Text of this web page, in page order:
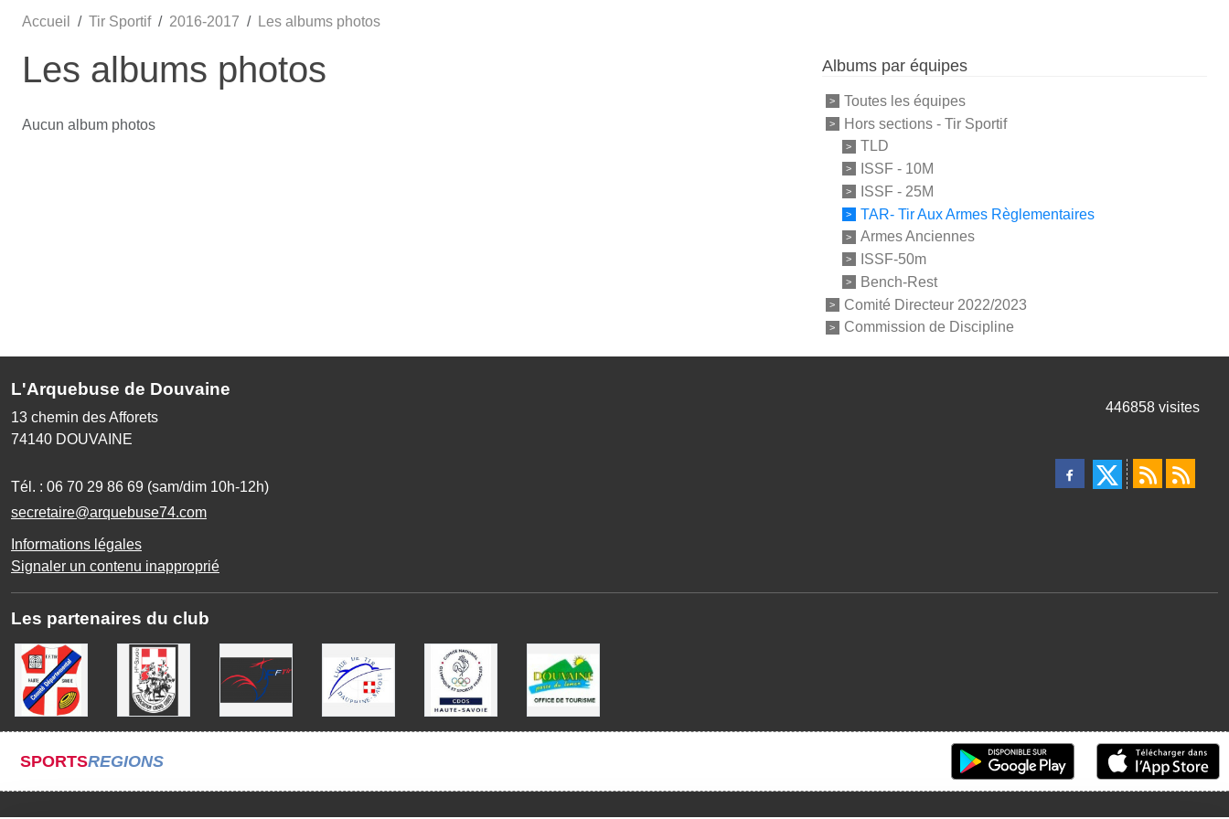
Accueil Tir Sportif 2016-2017 Les albums photos
Les albums photos
Aucun album photos
Albums par équipes
Toutes les équipes
Hors sections - Tir Sportif
TLD
ISSF - 10M
ISSF - 25M
TAR- Tir Aux Armes Règlementaires
Armes Anciennes
ISSF-50m
Bench-Rest
Comité Directeur 2022/2023
Commission de Discipline
L'Arquebuse de Douvaine
13 chemin des Afforets
74140 DOUVAINE
Tél. : 06 70 29 86 69 (sam/dim 10h-12h)
secretaire@arquebuse74.com
Informations légales
Signaler un contenu inapproprié
446858 visites
Les partenaires du club
SPORTSREGIONS